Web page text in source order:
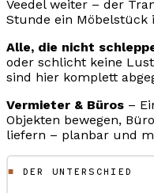
Veedel weiter – der
Stunde ein Möbelstück
Alle, die nicht
oder schlicht keine
sind hier komplett
Vermieter & Büros –
Objekten bewegen,
liefern – planbar und
DER UNTERSCHIED